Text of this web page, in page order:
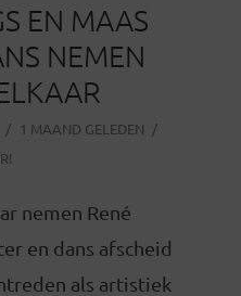
EN MAAS
NEMEN
1 MAAND GELEDEN
nemen René
en dans afscheid
als artistiek